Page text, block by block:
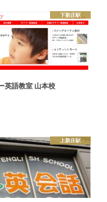
下新庄駅
英語教室 山本校
上新庄駅